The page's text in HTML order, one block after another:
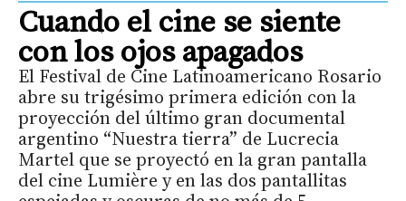
Cuando el cine se siente
con los ojos apagados
El Festival de Cine Latinoamericano Rosario
abre su trigésimo primera edición con la
proyección del último gran documental
argentino “Nuestra tierra” de Lucrecia
Martel que se proyectó en la gran pantalla
del cine Lumière y en las dos pantallitas